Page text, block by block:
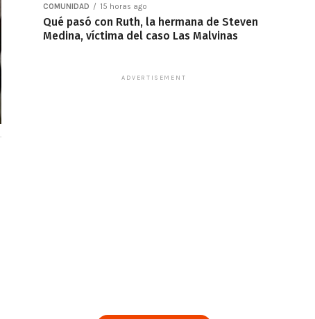
COMUNIDAD 15 horas ago
Qué pasó con Ruth, la hermana de Steven
Medina, víctima del caso Las Malvinas
ADVERTISEMENT